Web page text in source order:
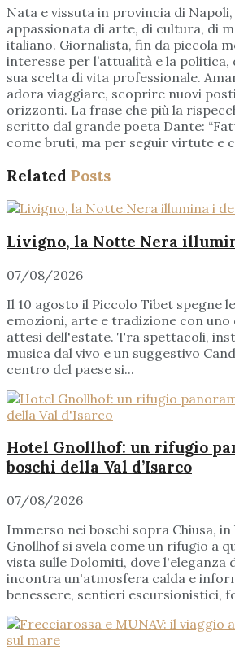
Nata e vissuta in provincia di
appassionata di arte, di cultura, di
italiano. Giornalista, fin da piccola
interesse per l’attualità e la
sua scelta di vita professionale.
adora viaggiare, scoprire nuovi
orizzonti. La frase che più la
scritto dal grande poeta Dante:
come bruti, ma per seguir virtute e
Related Posts
Livigno, la Notte Nera
07/08/2026
Il 10 agosto il Piccolo Tibet spegne
emozioni, arte e tradizione con uno
attesi dell'estate. Tra spettacoli,
musica dal vivo e un suggestivo
centro del paese si...
Hotel Gnollhof: un rifugio
boschi della Val d’Isarco
07/08/2026
Immerso nei boschi sopra Chiusa,
Gnollhof si svela come un rifugio a
vista sulle Dolomiti, dove l'eleganza
incontra un'atmosfera calda e
benessere, sentieri escursionistici,